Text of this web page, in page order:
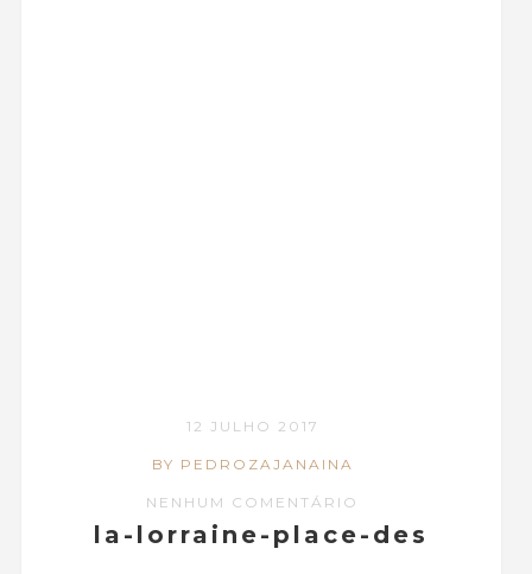
12 JULHO 2017
BY PEDROZAJANAINA
NENHUM COMENTÁRIO
la-lorraine-place-des